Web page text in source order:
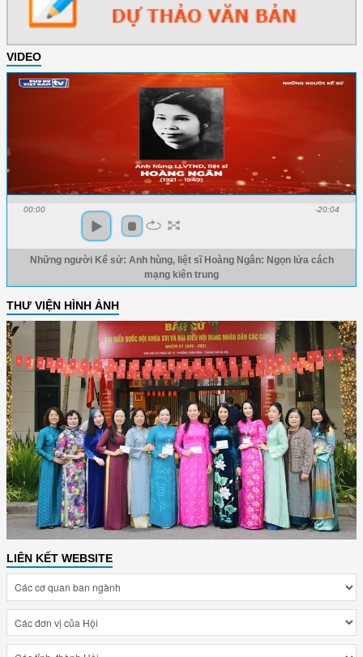
VIDEO
00:00 -20:04
Những người Kể sử: Anh hùng, liệt sĩ Hoàng Ngân: Ngọn lửa cách
mạng kiên trung
THƯ VIỆN HÌNH ẢNH
LIÊN KẾT WEBSITE